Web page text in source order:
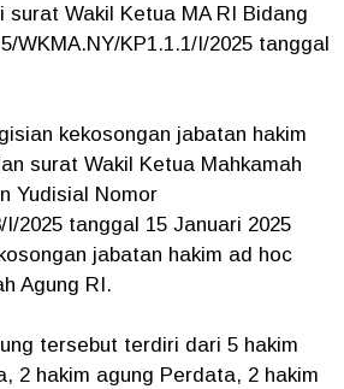
surat Wakil Ketua MA RI Bidang
WKMA.NY/KP1.1.1/I/2025 tanggal
kekosongan jabatan hakim
surat Wakil Ketua Mahkamah
Yudisial Nomor
I/2025 tanggal 15 Januari 2025
jabatan hakim ad hoc
Agung RI.
tersebut terdiri dari 5 hakim
2 hakim agung Perdata, 2 hakim